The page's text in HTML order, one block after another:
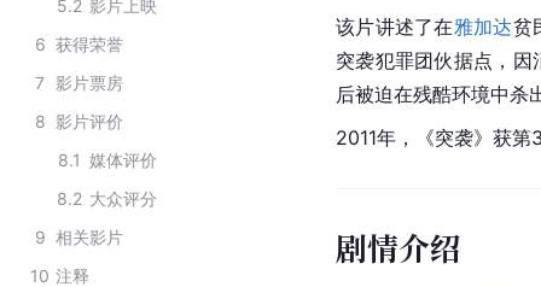
5.2 影片上映
6 获得荣誉
7 影片票房
8 影片评价
8.1 媒体评价
8.2 大众评分
9 相关影片
10 注释
该片讲述了在雅加达贫
突袭犯罪团伙据点，
后被迫在残酷环境中杀
2011年，《突袭》获第
剧情介绍